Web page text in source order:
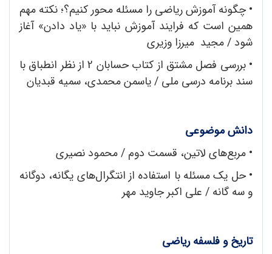
•چگونه آموزش ریاضی را مسئله محور کنیم؟؛ نکته مهم
همین است که فرایند آموزش نباید با «یاد دادن» آغاز
شود / مجید میرزا وزیری
•
بررسی فصل مشتق از کتاب حسابان 2 از نظر انطباق با
سند برنامه درسی ملی / یاسمن محمدی، سمیه قبدیان
دانش موضوعی
• مربع‌های لاتین، قسمت دوم / محمود نصیری
•حل یک مسئله با استفاده از انتگرال‌های یگانه، دوگانه
و سه گانه / علی ‌اکبر جاوید مهر
تاریخ و فلسفه ریاضی